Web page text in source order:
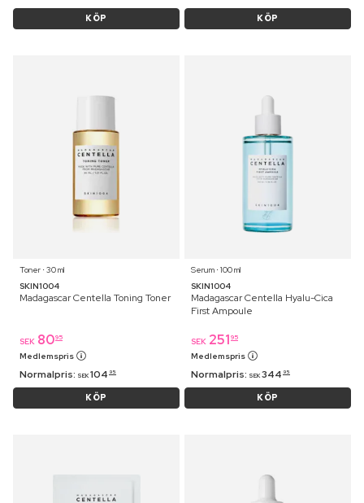
KÖP KÖP
Toner ⋅ 30 ml
SKIN1004
Madagascar Centella Toning Toner
SEK 8095
Medlemspris
Normalpris: SEK 104 95
KÖP
Serum ⋅ 100 ml
SKIN1004
Madagascar Centella Hyalu-Cica
First Ampoule
SEK 251 95
Medlemspris
Normalpris: SEK 344 95
KÖP